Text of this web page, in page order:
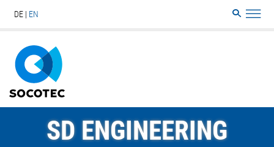
DE
EN
SD ENGINEERING